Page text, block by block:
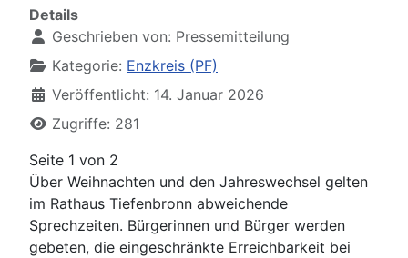
Details
Geschrieben von: Pressemitteilung
Kategorie: Enzkreis (PF)
Veröffentlicht: 14. Januar 2026
Zugriffe: 281
Seite 1 von 2
Über Weihnachten und den Jahreswechsel gelten
im Rathaus Tiefenbronn abweichende
Sprechzeiten. Bürgerinnen und Bürger werden
gebeten, die eingeschränkte Erreichbarkeit bei